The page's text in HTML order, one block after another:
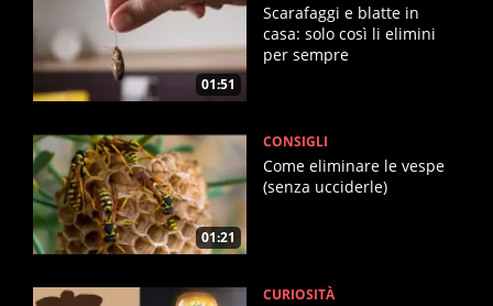
01:51
Scarafaggi e blatte in
casa: solo così li elimini
per sempre
01:21
CONSIGLI
Come eliminare le vespe
(senza ucciderle)
CURIOSITÀ